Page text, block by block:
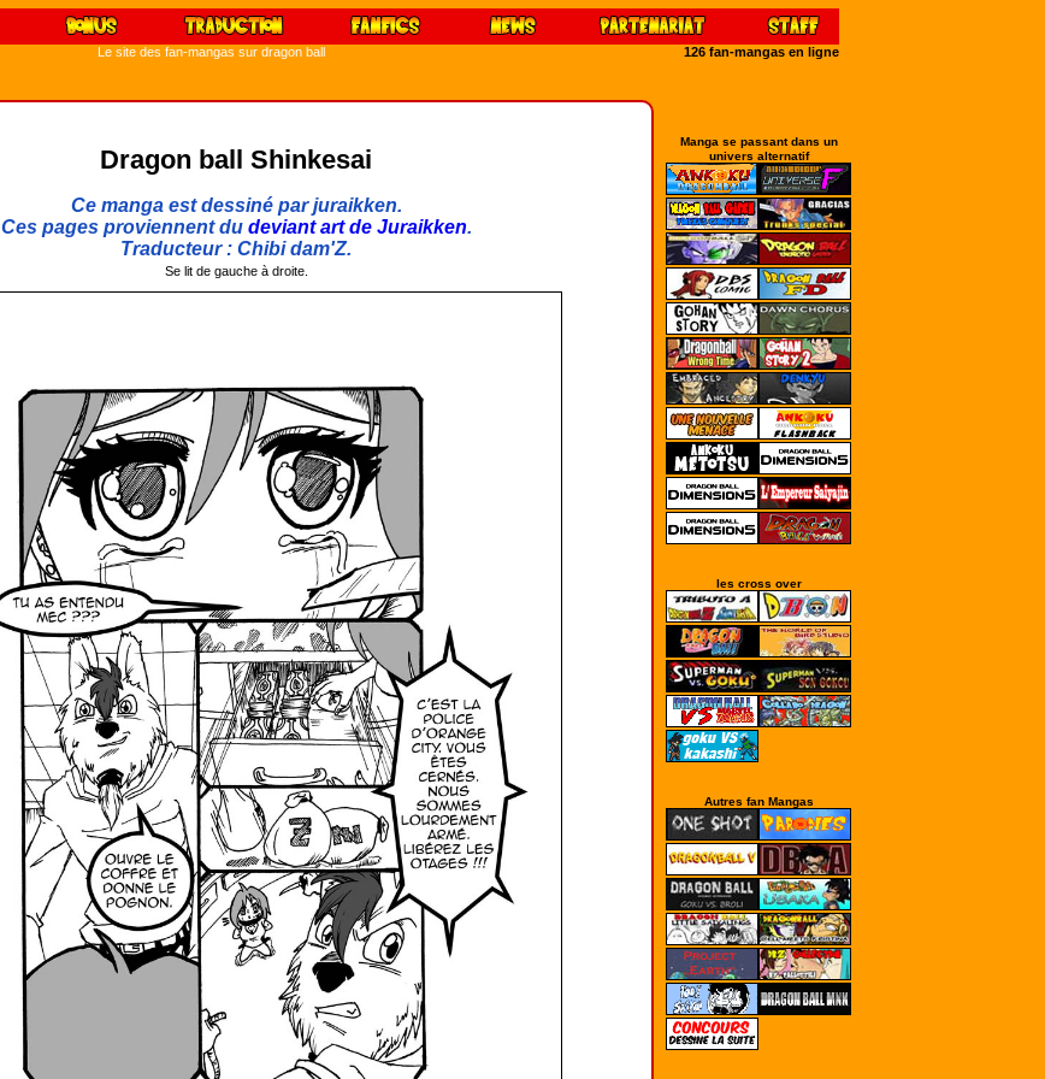
Le site des fan-mangas sur dragon ball 126 fan-mangas en ligne
Manga se passant dans un
univers alternatif
les cross over
Autres fan Mangas
Dragon ball Shinkesai
Ce manga est dessiné par juraikken.
Ces pages proviennent du deviant art de Juraikken.
Traducteur : Chibi dam'Z.
Se lit de gauche à droite.